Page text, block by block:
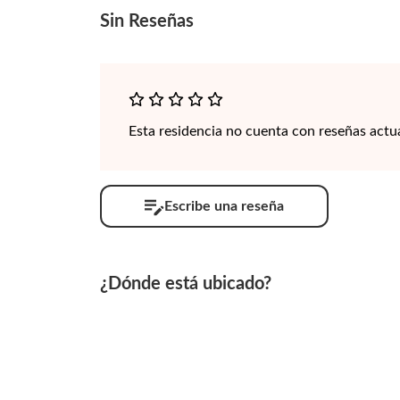
Sin Reseñas
Esta residencia no cuenta con reseñas
Escribe una reseña
¿Dónde está ubicado?